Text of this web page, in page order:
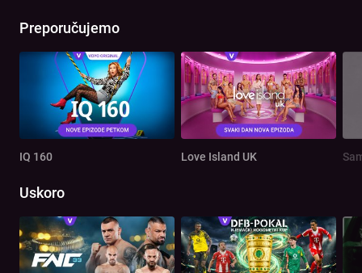
Preporučujemo
IQ 160 Love Island UK
Uskoro